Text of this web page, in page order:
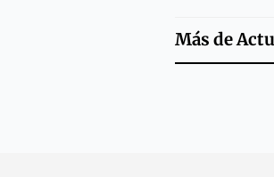
Más de